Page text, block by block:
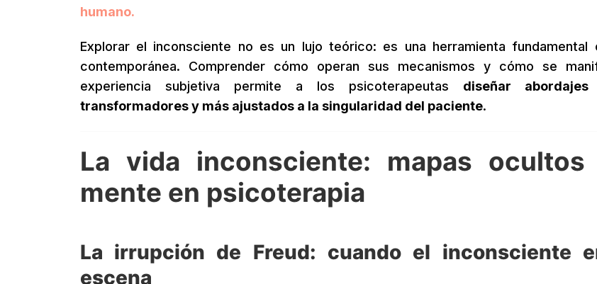
humano.
Explorar el inconsciente no es un lujo teórico: es una herramienta fundamental
contemporánea. Comprender cómo operan sus mecanismos y cómo se
experiencia subjetiva permite a los psicoterapeutas diseñar abordajes
transformadores y más ajustados a la singularidad del paciente.
La vida inconsciente: mapas
mente en psicoterapia
La irrupción de Freud: cuando el inconsciente
escena